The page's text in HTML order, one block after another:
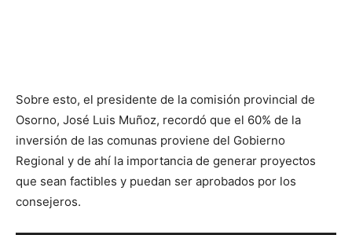
Sobre esto, el presidente de la comisión provincial de
Osorno, José Luis Muñoz, recordó que el 60% de la
inversión de las comunas proviene del Gobierno
Regional y de ahí la importancia de generar proyectos
que sean factibles y puedan ser aprobados por los
consejeros.